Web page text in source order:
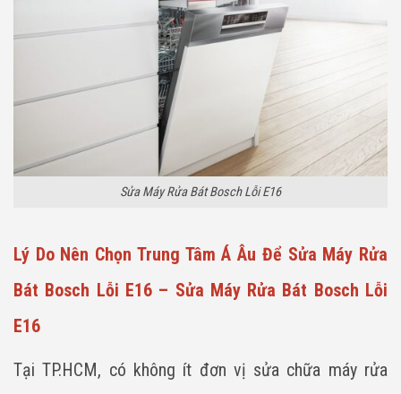
Sửa Máy Rửa Bát Bosch Lỗi E16
Lý Do Nên Chọn Trung Tâm Á Âu Để Sửa Máy Rửa
Bát Bosch Lỗi E16 – Sửa Máy Rửa Bát Bosch Lỗi
E16
Tại TP.HCM, có không ít đơn vị sửa chữa máy rửa